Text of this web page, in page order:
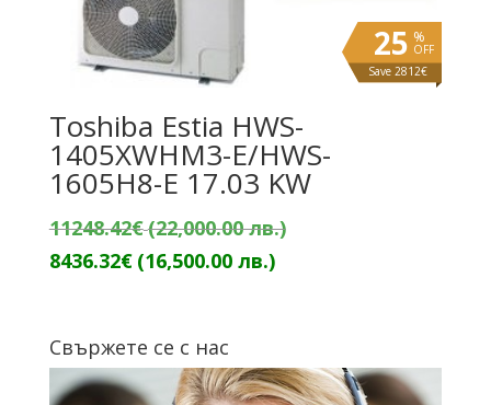
%
OFF
25
Save 2812€
Toshiba Estia HWS-
1405XWHM3-E/HWS-
1605H8-E 17.03 KW
11248.42€(22,000.00 лв.)Original
лв.).
8436.32€ (16,500.00 лв.)Текущата
(16,500.00
Свържете се с нас